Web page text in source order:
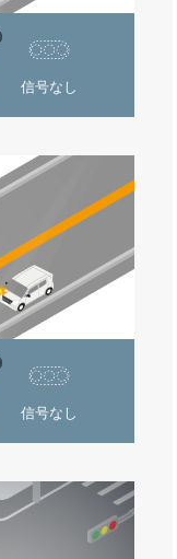
信号なし
信号なし